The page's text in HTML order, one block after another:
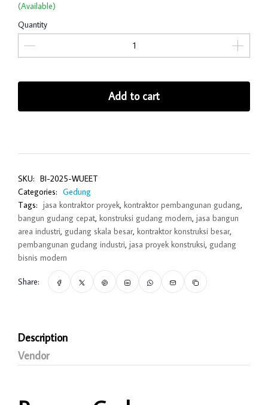
(Available)
Quantity
Add to cart
SKU: BI-2025-WUEET
Categories: Gedung
Tags: jasa kontraktor proyek, kontraktor pembangunan gudang,
bangun gudang cepat, konstruksi gudang modern, jasa bangun
area industri, gudang skala besar, kontraktor konstruksi besar,
pembangunan gudang industri, jasa proyek konstruksi, gudang
bisnis modern
Share:
Description
Vendor